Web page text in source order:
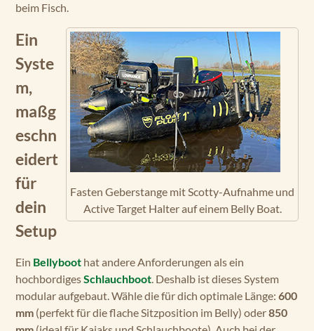
beim Fisch.
Fasten Geberstange mit Scotty-Aufnahme und
Active Target Halter auf einem Belly Boat.
Ein
Syste
m,
maßg
eschn
eidert
für
dein
Setup
Ein Bellyboot hat andere Anforderungen als ein
hochbordigesSchlauchboot. Deshalb ist dieses System
modular aufgebaut. Wähle die für dich optimale Länge: 600
mm (perfekt für die flache Sitzposition im Belly) oder850